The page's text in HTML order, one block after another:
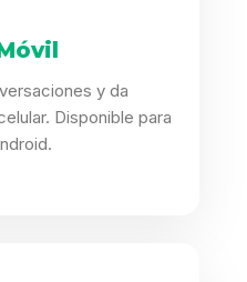
y da
Disponible para